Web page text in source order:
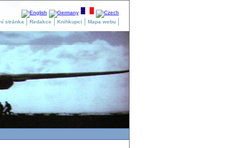
stránka Redakce Knihkupci Mapa webu